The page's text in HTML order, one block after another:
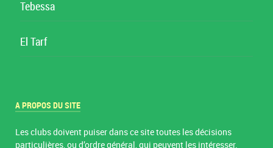
Tebessa
El Tarf
A PROPOS DU SITE
Les clubs doivent puiser dans ce site toutes les décisions
particulières, ou d’ordre général, qui peuvent les intéresser.